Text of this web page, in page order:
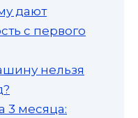
дают
с первого
нельзя
3 месяца: